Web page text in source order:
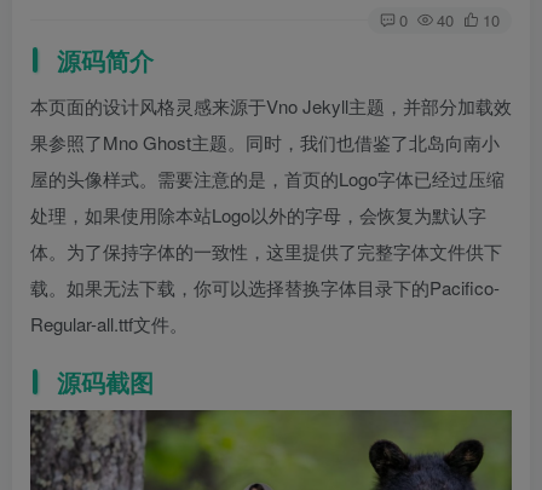
0 40 10
源码简介
本页面的设计风格灵感来源于Vno Jekyll主题，并部分加载效
果参照了Mno Ghost主题。同时，我们也借鉴了北岛向南小
屋的头像样式。需要注意的是，首页的Logo字体已经过压缩
处理，如果使用除本站Logo以外的字母，会恢复为默认字
体。为了保持字体的一致性，这里提供了完整字体文件供下
载。如果无法下载，你可以选择替换字体目录下的Pacifico-
Regular-all.ttf文件。
源码截图